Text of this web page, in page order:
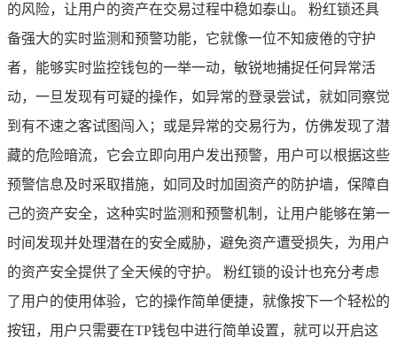
的风险，让用户的资产在交易过程中稳如泰山。 粉红锁还具
备强大的实时监测和预警功能，它就像一位不知疲倦的守护
者，能够实时监控钱包的一举一动，敏锐地捕捉任何异常活
动，一旦发现有可疑的操作，如异常的登录尝试，就如同察觉
到有不速之客试图闯入；或是异常的交易行为，仿佛发现了潜
藏的危险暗流，它会立即向用户发出预警，用户可以根据这些
预警信息及时采取措施，如同及时加固资产的防护墙，保障自
己的资产安全，这种实时监测和预警机制，让用户能够在第一
时间发现并处理潜在的安全威胁，避免资产遭受损失，为用户
的资产安全提供了全天候的守护。 粉红锁的设计也充分考虑
了用户的使用体验，它的操作简单便捷，就像按下一个轻松的
按钮，用户只需要在TP钱包中进行简单设置，就可以开启这